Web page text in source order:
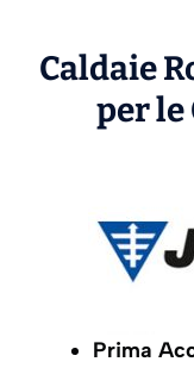
Caldaie
per le
Prima